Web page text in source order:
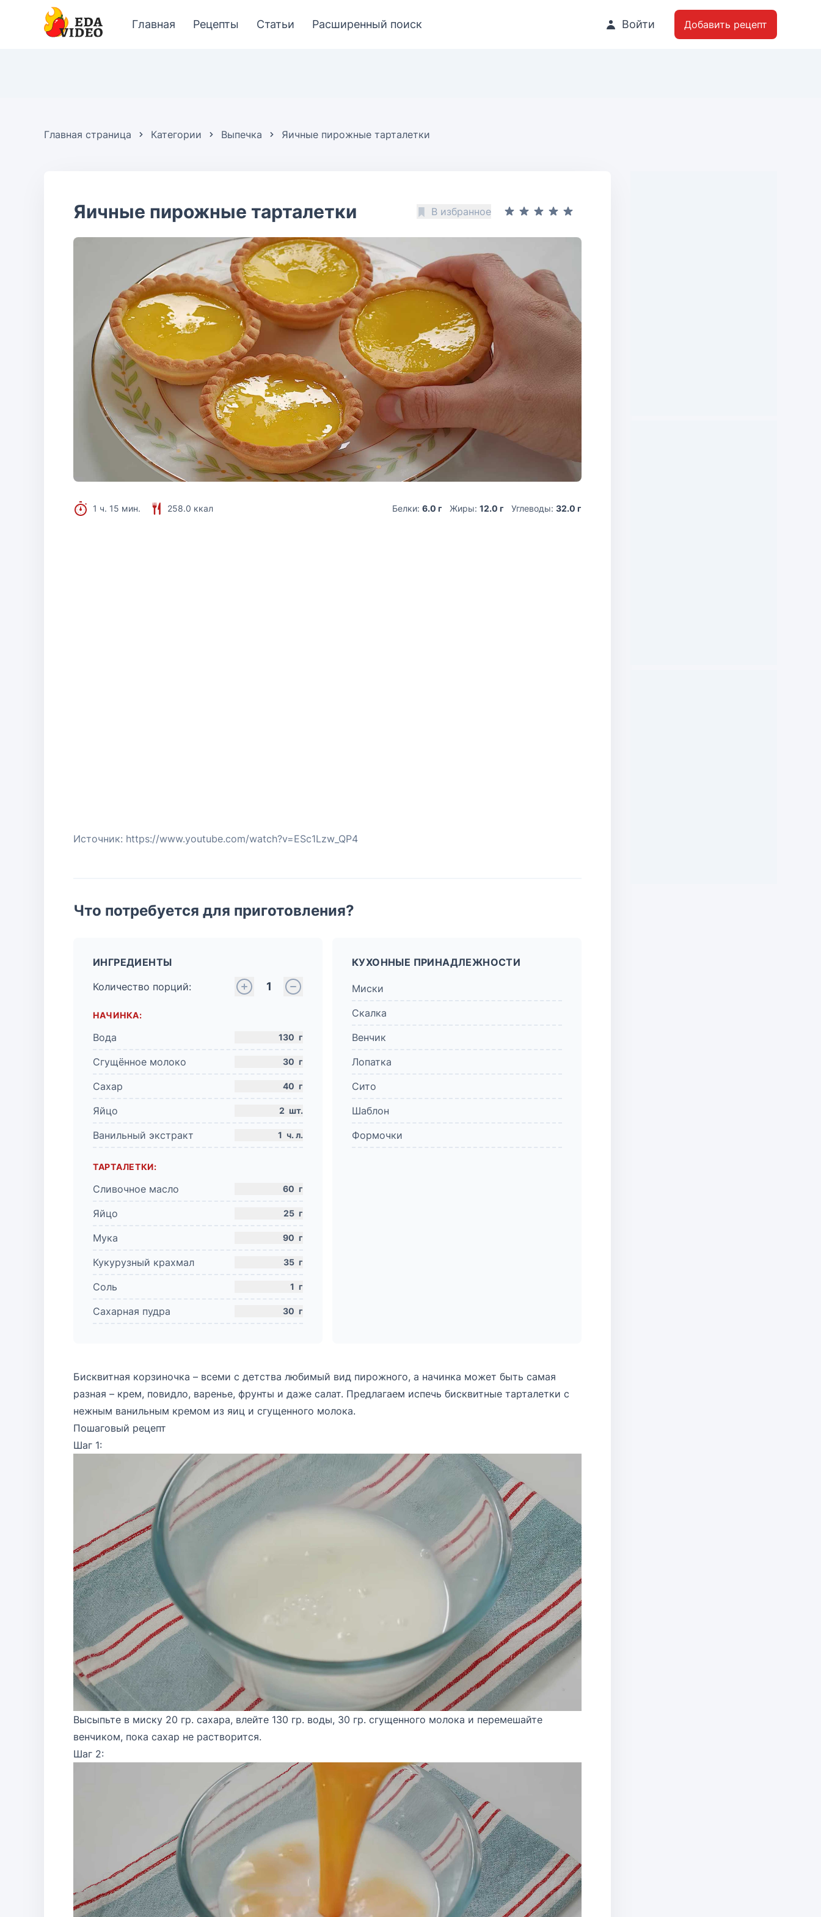
Главная Рецепты Статьи Расширенный поиск Войти Добавить рецепт
Главная страница Категории Выпечка Яичные пирожные тарталетки
Яичные пирожные тарталетки В избранное
1 ч. 15 мин. 258.0 ккал Белки: 6.0 г Жиры: 12.0 г Углеводы: 32.0 г
Источник: https://www.youtube.com/watch?v=ESc1Lzw_QP4
Что потребуется для приготовления?
ИНГРЕДИЕНТЫ
Количество порций:
1
НАЧИНКА:
Вода 130 г
Сгущённое молоко 30 г
Сахар 40 г
Яйцо 2 шт.
Ванильный экстракт 1 ч. л.
ТАРТАЛЕТКИ:
Сливочное масло 60 г
Яйцо 25 г
Мука 90 г
Кукурузный крахмал 35 г
Соль 1 г
Сахарная пудра 30 г
КУХОННЫЕ ПРИНАДЛЕЖНОСТИ
Миски
Скалка
Венчик
Лопатка
Сито
Шаблон
Формочки
Бисквитная корзиночка – всеми с детства любимый вид пирожного, а начинка может быть самая
разная – крем, повидло, варенье, фрунты и даже салат. Предлагаем испечь бисквитные тарталетки с
нежным ванильным кремом из яиц и сгущенного молока.
Пошаговый рецепт
Шаг 1:
Высыпьте в миску 20 гр. сахара, влейте 130 гр. воды, 30 гр. сгущенного молока и перемешайте
венчиком, пока сахар не растворится.
Шаг 2: